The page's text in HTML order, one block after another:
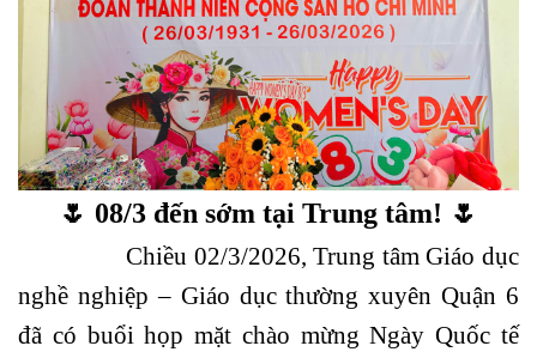
🌷 08/3 đến sớm tại Trung tâm! 🌷
Chiều 02/3/2026, Trung tâm Giáo dục
nghề nghiệp – Giáo dục thường xuyên Quận 6
đã có buổi họp mặt chào mừng Ngày Quốc tế